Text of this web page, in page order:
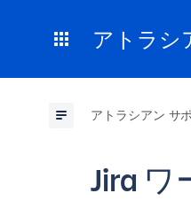
アトラシ
アトラシアン サ
Jira